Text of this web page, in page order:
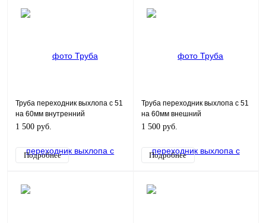
Труба переходник выхлопа с 51
на 60мм внутренний
1 500 руб.
Подробнее
Труба переходник выхлопа с 51
на 60мм внешний
1 500 руб.
Подробнее